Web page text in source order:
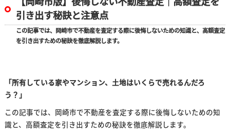
引き出す秘訣と注意点
この記事では、岡崎市で不動産を査定する際に後悔しないための知識と、高額査定
を引き出すための秘訣を徹底解説します。
「所有している家やマンション、土地はいくらで売れるんだろ
う？」
この記事では、岡崎市で不動産を査定する際に後悔しないための知
識と、高額査定を引き出すための秘訣を徹底解説します。